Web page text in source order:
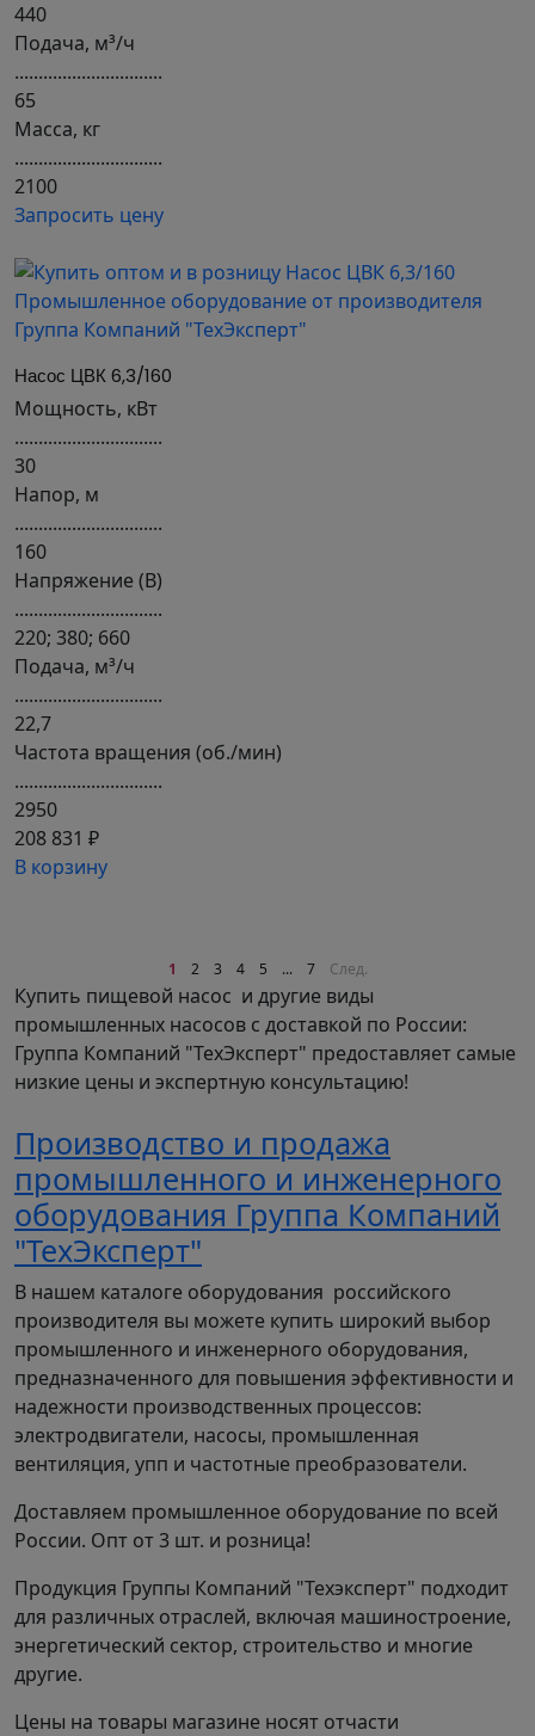
440
Подача, м³/ч
...............................
65
Масса, кг
...............................
2100
Запросить цену
Насос ЦВК 6,3/160
Мощность, кВт
...............................
30
Напор, м
...............................
160
Напряжение (В)
...............................
220; 380; 660
Подача, м³/ч
...............................
22,7
Частота вращения (об./мин)
...............................
2950
208 831 ₽
В корзину
1 2 3 4 5 ... 7 След.
Купить пищевой насос и другие виды
промышленных насосов с доставкой по России:
Группа Компаний "ТехЭксперт" предоставляет самые
низкие цены и экспертную консультацию!
Производство и продажа
промышленного и инженерного
оборудования Группа Компаний
"ТехЭксперт"
В нашем каталоге оборудования российского
производителя вы можете купить широкий выбор
промышленного и инженерного оборудования,
предназначенного для повышения эффективности и
надежности производственных процессов:
электродвигатели, насосы, промышленная
вентиляция, упп и частотные преобразователи.
Доставляем промышленное оборудование по всей
России. Опт от 3 шт. и розница!
Продукция Группы Компаний "Техэксперт" подходит
для различных отраслей, включая машиностроение,
энергетический сектор, строительство и многие
другие.
Цены на товары магазине носят отчасти